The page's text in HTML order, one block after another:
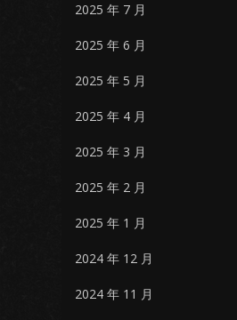
2025 年 7 月
2025 年 6 月
2025 年 5 月
2025 年 4 月
2025 年 3 月
2025 年 2 月
2025 年 1 月
2024 年 12 月
2024 年 11 月